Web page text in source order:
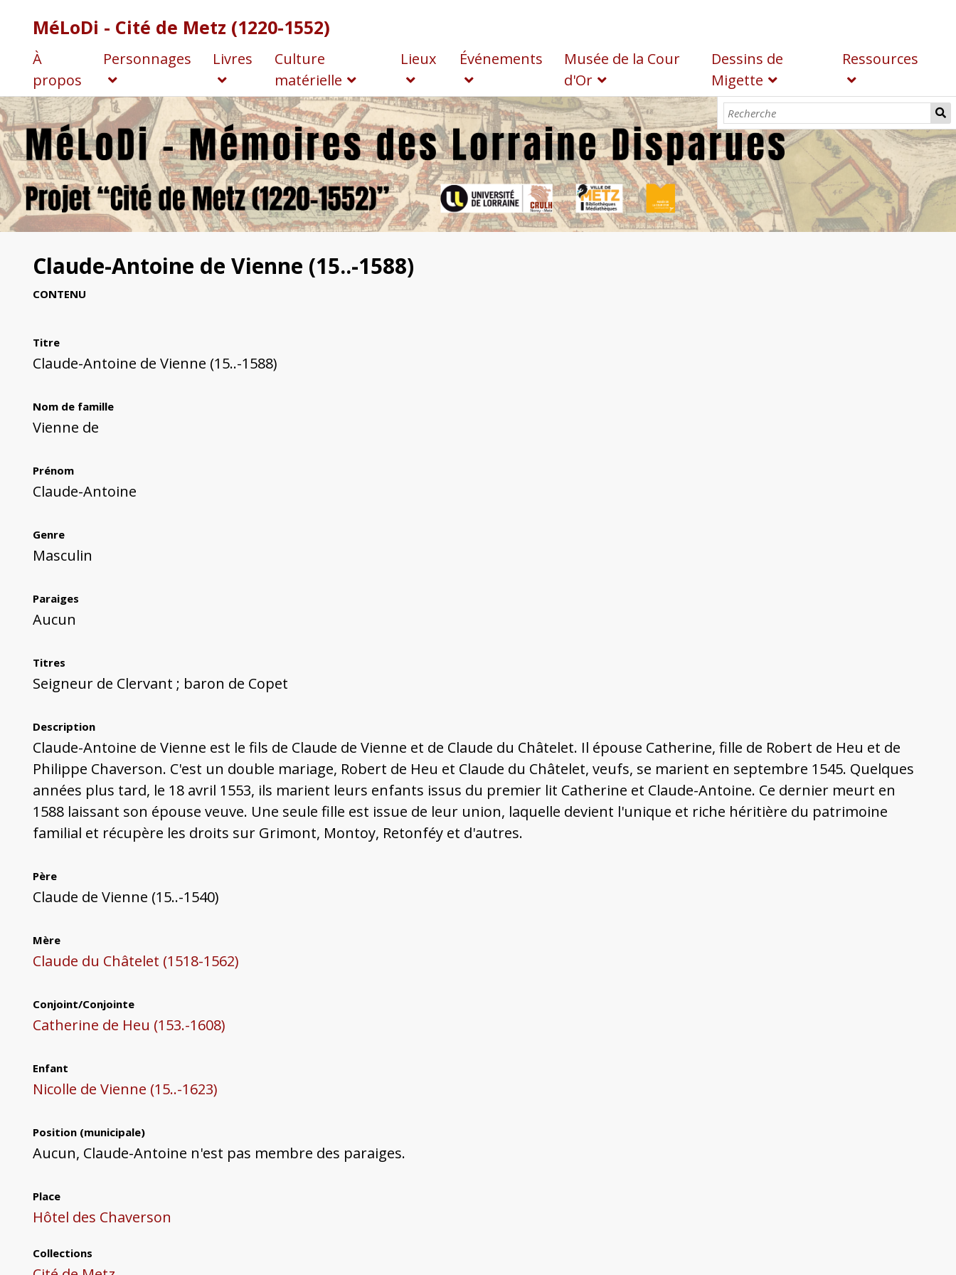
MéLoDi - Cité de Metz (1220-1552)
À
propos
Personnages Livres
Culture
matérielle
Lieux Événements
Musée de la Cour
d'Or
Dessins de
Migette
Ressources
Claude-Antoine de Vienne (15..-1588)
CONTENU
Titre
Claude-Antoine de Vienne (15..-1588)
Nom de famille
Vienne de
Prénom
Claude-Antoine
Genre
Masculin
Paraiges
Aucun
Titres
Seigneur de Clervant ; baron de Copet
Description
Claude-Antoine de Vienne est le fils de Claude de Vienne et de Claude du Châtelet. Il épouse Catherine, fille de Robert de Heu et de
Philippe Chaverson. C'est un double mariage, Robert de Heu et Claude du Châtelet, veufs, se marient en septembre 1545. Quelques
années plus tard, le 18 avril 1553, ils marient leurs enfants issus du premier lit Catherine et Claude-Antoine. Ce dernier meurt en
1588 laissant son épouse veuve. Une seule fille est issue de leur union, laquelle devient l'unique et riche héritière du patrimoine
familial et récupère les droits sur Grimont, Montoy, Retonféy et d'autres.
Père
Claude de Vienne (15..-1540)
Mère
Claude du Châtelet (1518-1562)
Conjoint/Conjointe
Catherine de Heu (153.-1608)
Enfant
Nicolle de Vienne (15..-1623)
Position (municipale)
Aucun, Claude-Antoine n'est pas membre des paraiges.
Place
Hôtel des Chaverson
Collections